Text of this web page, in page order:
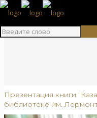
Презентация книги
библиотеке им.